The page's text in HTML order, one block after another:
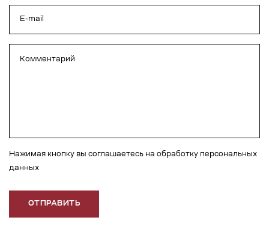
Нажимая кнопку вы соглашаетесь на обработку персональных
данных
ОТПРАВИТЬ